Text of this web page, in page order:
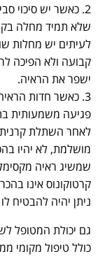
2. כאשר יש סיכוי
שלא תמיד מחלה
לעיתים יש מחלות
קבועה ולא הפיכה
ישפר את הראיה.
3. כאשר חדות
לאחר השתלת
מושלמת, לא יהיו
קרטוקונוס אינו
ניתן יהיה להבטיח
גם יכולת המטופל
כולל טיפול מקומי